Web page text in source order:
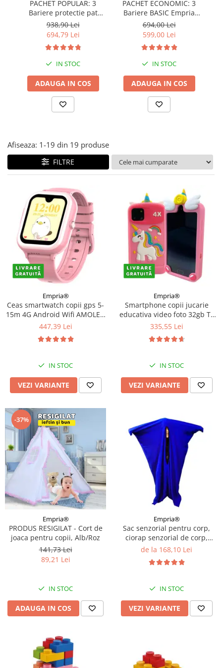
Covorase ortopedice senzoriale
Cuburi magnetice JollyHeap®
Rechizite scolare
Stikere decorative si covoare
Stickere decorative
Covorase de joaca
Carduri Cadou
Propuneri Cadou
Produse Sub 50 Lei
Resigilate
PACHET POPULAR: 3
Bariere protectie pat
copii, SELECT, 160x200
cm
938,90 Lei
694,79 Lei
IN STOC
ADAUGA IN COS
PACHET ECONOMIC: 3
Bariere BASIC Empria
protectie pat 160X200 cm
+ bara stabilizatoare
694,00 Lei
599,00 Lei
IN STOC
ADAUGA IN COS
Afiseaza: 1-19 din 19 produse
FILTRE
Empria®
Ceas smartwatch copii gps 5-
15m 4G Android Wifi AMOLED
1.72in, Roz
447,39 Lei
IN STOC
VEZI VARIANTE
Empria®
Smartphone copii jucarie
educativa video foto 32gb TF
card rezolutie 480*800
335,55 Lei
IN STOC
VEZI VARIANTE
-37%
Empria®
PRODUS RESIGILAT - Cort de
joaca pentru copii, Alb/Roz
141,73 Lei
89,21 Lei
IN STOC
ADAUGA IN COS
Empria®
Sac senzorial pentru corp,
ciorap senzorial de corp,
Albastru, Diverse marimi
de la 168,10 Lei
IN STOC
VEZI VARIANTE